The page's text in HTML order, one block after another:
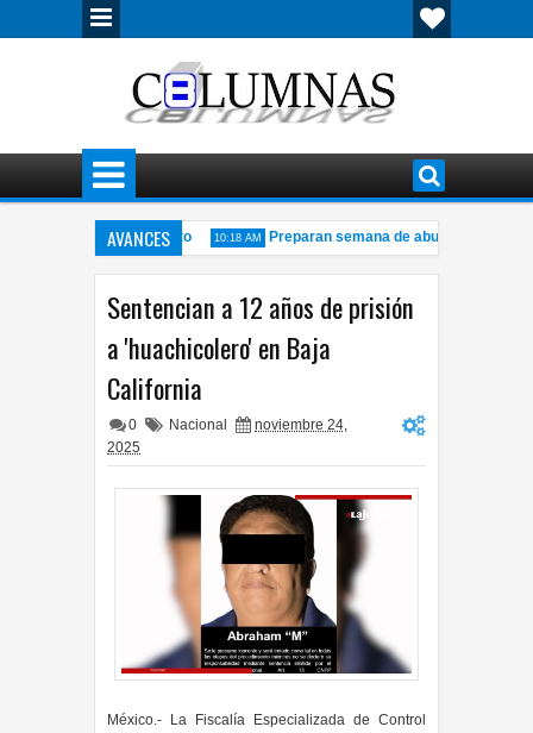
AVANCES
gratuitas durante agosto 10:18 AM Preparan semana de abuelos, tradición
Sentencian a 12 años de prisión
a 'huachicolero' en Baja
California
0 Nacional
noviembre 24,
2025
México.- La Fiscalía Especializada de Control